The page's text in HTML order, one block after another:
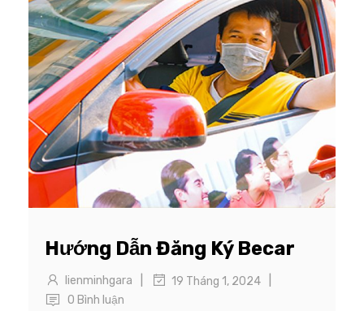
Hướng Dẫn Đăng Ký Becar
lienminhgara 19 Tháng 1, 2024
0 Bình luận